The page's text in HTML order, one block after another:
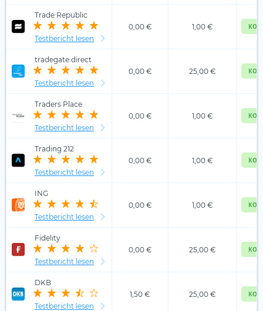
Trade Republic
Testbericht lesen
0,00 € 1,00 €
tradegate.direct
Testbericht lesen
0,00 € 25,00 €
Traders Place
Testbericht lesen
0,00 € 1,00 €
Trading 212
Testbericht lesen
0,00 € 1,00 €
ING
Testbericht lesen
0,00 € 1,00 €
Fidelity
Testbericht lesen
0,00 € 25,00 €
DKB
Testbericht lesen
1,50 € 25,00 €